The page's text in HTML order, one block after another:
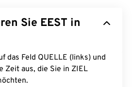
Sie EEST in
das Feld QUELLE (links) und
Zeit aus, die Sie in ZIEL